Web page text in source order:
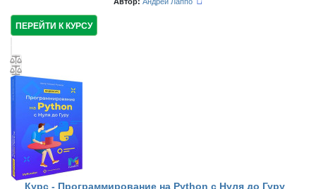
ПЕРЕЙТИ К КУРСУ
Курс - Программирование на Python с Нуля до Гуру